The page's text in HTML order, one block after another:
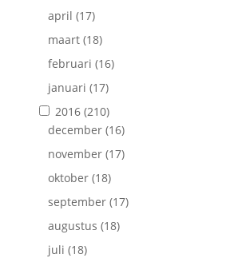
april (17)
maart(18)
februari (16)
januari (17)
2016(210)
december(16)
november(17)
oktober(18)
september(17)
augustus (18)
juli (18)